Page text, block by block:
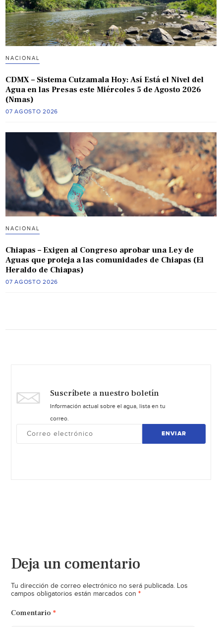
NACIONAL
CDMX – Sistema Cutzamala Hoy: Así Está el Nivel del
Agua en las Presas este Miércoles 5 de Agosto 2026
(Nmas)
07 AGOSTO 2026
NACIONAL
Chiapas – Exigen al Congreso aprobar una Ley de
Aguas que proteja a las comunidades de Chiapas (El
Heraldo de Chiapas)
07 AGOSTO 2026
Suscríbete a nuestro boletín
Información actual sobre el agua, lista en tu
correo.
ENVIAR
Deja un comentario
Tu dirección de correo electrónico no será publicada. Los
campos obligatorios están marcados con *
Comentario *